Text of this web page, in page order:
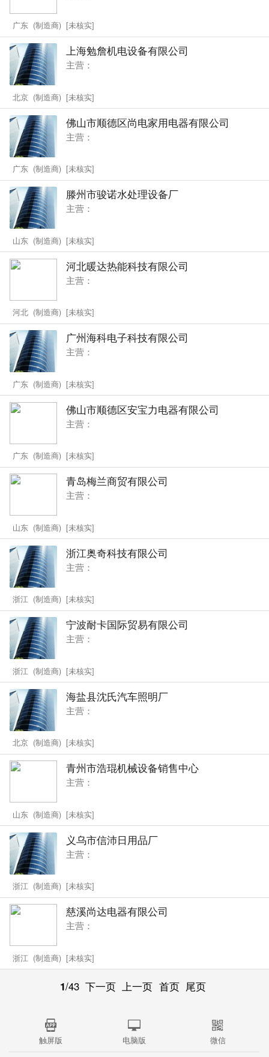
广东 (制造商) [未核实]
上海勉詹机电设备有限公司
主营：
北京 (制造商) [未核实]
佛山市顺德区尚电家用电器有限公司
主营：
广东 (制造商) [未核实]
滕州市骏诺水处理设备厂
主营：
山东 (制造商) [未核实]
河北暖达热能科技有限公司
主营：
河北 (制造商) [未核实]
广州海科电子科技有限公司
主营：
广东 (制造商) [未核实]
佛山市顺德区安宝力电器有限公司
主营：
广东 (制造商) [未核实]
青岛梅兰商贸有限公司
主营：
山东 (制造商) [未核实]
浙江奥奇科技有限公司
主营：
浙江 (制造商) [未核实]
宁波耐卡国际贸易有限公司
主营：
浙江 (制造商) [未核实]
海盐县沈氏汽车照明厂
主营：
北京 (制造商) [未核实]
青州市浩琨机械设备销售中心
主营：
山东 (制造商) [未核实]
义乌市信沛日用品厂
主营：
浙江 (制造商) [未核实]
慈溪尚达电器有限公司
主营：
浙江 (制造商) [未核实]
1/43 下一页 上一页 首页 尾页
触屏版 电脑版 微信